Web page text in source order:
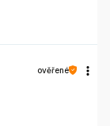
ověřené